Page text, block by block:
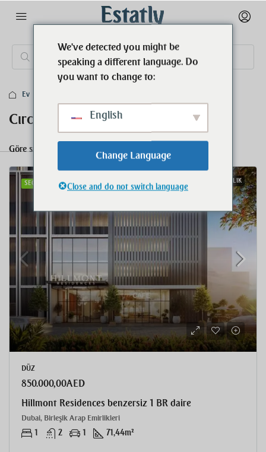
Ev
Cırcır Böcekleri
Göre sırala:
SEÇILMIŞ SATILIK
DÜZ
850.000,00AED
Hillmont Residences benzersiz 1 BR daire
Dubai, Birleşik Arap Emirlikleri
1 2 1 71,44m²
We've detected you might be
speaking a different language. Do
you want to change to:
English
Change Language
Close and do not switch language